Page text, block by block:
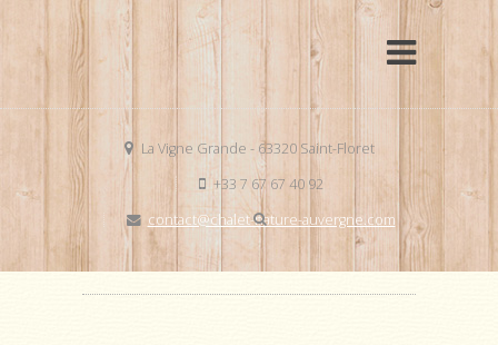
La Vigne Grande - 63320 Saint-Floret
+33 7 67 67 40 92
contact@chalet-nature-auvergne.com